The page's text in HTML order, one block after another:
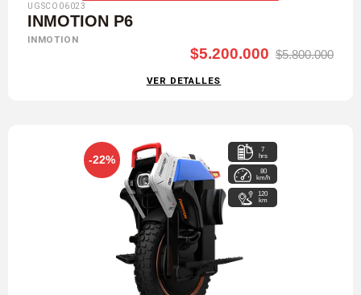
UGSCO06023
INMOTION P6
INMOTION
$5.200.000 $5.800.000
VER DETALLES
-22%
7
hrs
80
km/h
120
km